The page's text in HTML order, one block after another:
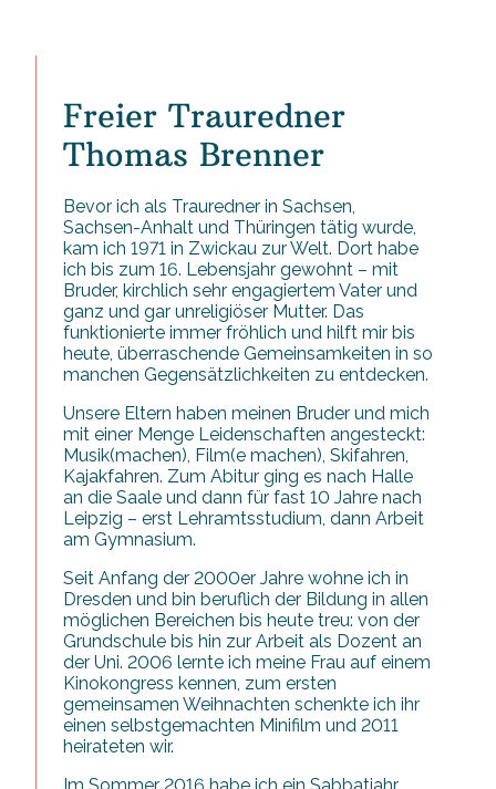
Freier Trauredner
Thomas Brenner
Bevor ich als Trauredner in Sachsen,
Sachsen-Anhalt und Thüringen tätig wurde,
kam ich 1971 in Zwickau zur Welt. Dort habe
ich bis zum 16. Lebensjahr gewohnt – mit
Bruder, kirchlich sehr engagiertem Vater und
ganz und gar unreligiöser Mutter. Das
funktionierte immer fröhlich und hilft mir bis
heute, überraschende Gemeinsamkeiten in so
manchen Gegensätzlichkeiten zu entdecken.
Unsere Eltern haben meinen Bruder und mich
mit einer Menge Leidenschaften angesteckt:
Musik(machen), Film(e machen), Skifahren,
Kajakfahren. Zum Abitur ging es nach Halle
an die Saale und dann für fast 10 Jahre nach
Leipzig – erst Lehramtsstudium, dann Arbeit
am Gymnasium.
Seit Anfang der 2000er Jahre wohne ich in
Dresden und bin beruflich der Bildung in allen
möglichen Bereichen bis heute treu: von der
Grundschule bis hin zur Arbeit als Dozent an
der Uni. 2006 lernte ich meine Frau auf einem
Kinokongress kennen, zum ersten
gemeinsamen Weihnachten schenkte ich ihr
einen selbstgemachten Minifilm und 2011
heirateten wir.